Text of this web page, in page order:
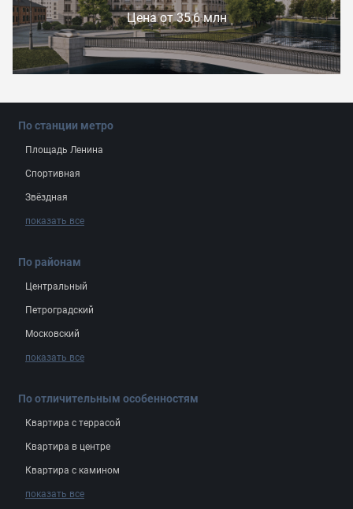
Цена от 35,6 млн
По станции метро
Площадь Ленина
Спортивная
Звёздная
показать все
По районам
Центральный
Петроградский
Московский
показать все
По отличительным особенностям
Квартира с террасой
Квартира в центре
Квартира с камином
показать все